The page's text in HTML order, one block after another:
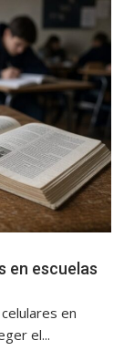
en escuelas
en
el...